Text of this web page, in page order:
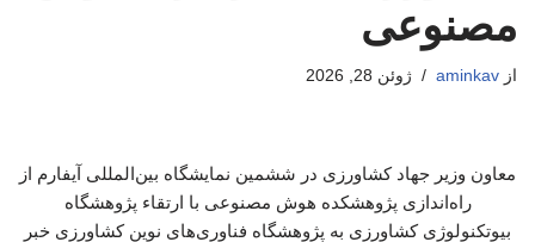
مصنوعی
از aminkav ژوئن 28, 2026
معاون وزیر جهاد کشاورزی در ششمین نمایشگاه بین‌المللی آیفارم از
راه‌اندازی پژوهشکده هوش مصنوعی با ارتقاء پژوهشگاه
بیوتکنولوژی کشاورزی به پژوهشگاه فناوری‌های نوین کشاورزی خبر